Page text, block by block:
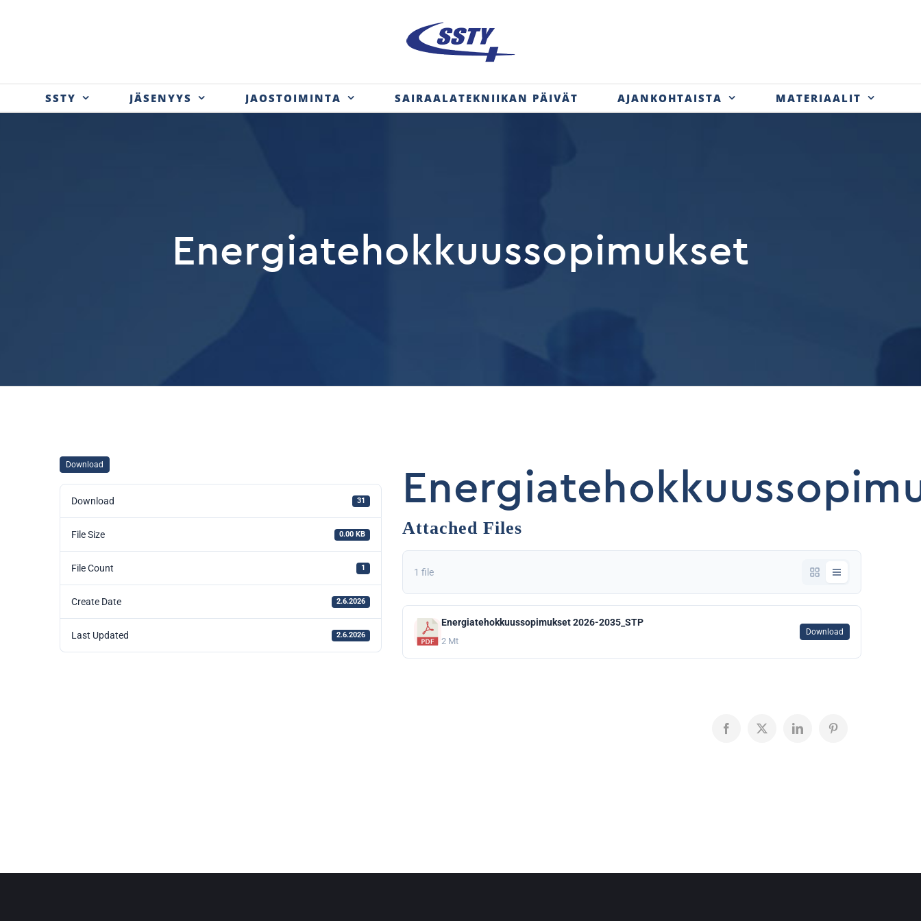
SSTY JÄSENYYS JAOSTOIMINTA SAIRAALATEKNIIKAN PÄIVÄT AJANKOHTAISTA MATERIAALIT
Energiatehokkuussopimukset
Download
Download 31
File Size 0.00 KB
File Count 1
Create Date 2.6.2026
Last Updated 2.6.2026
Attached Files
1 file
Energiatehokkuussopimukset 2026-2035_STP
2 Mt
Download
Facebook
X LinkedInPinterest